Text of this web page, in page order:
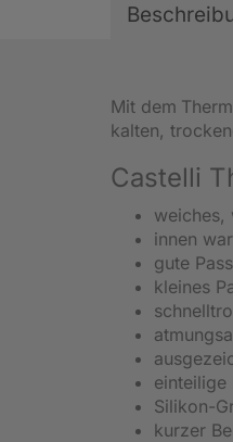
Mit dem
kalten,
Castelli
weiches,
innen
gute
kleines
einteilige
Silikon-
kurzer